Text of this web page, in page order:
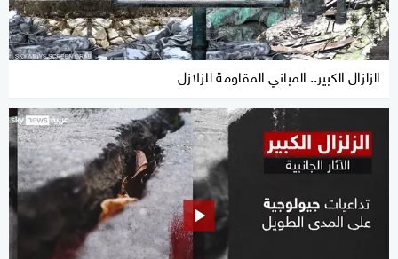
الزلزال الكبير.. المباني المقاومة للزلازل